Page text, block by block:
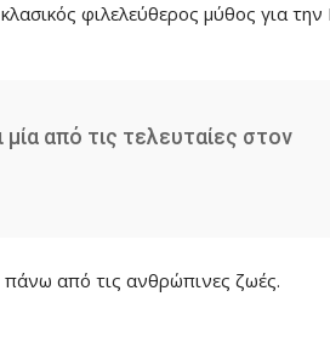
φιλελεύθερος μύθος για
από τις τελευταίες στον
από τις ανθρώπινες ζωές.